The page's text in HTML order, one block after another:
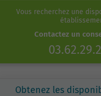
Vous recherchez une
Contactez un
Obtenez les